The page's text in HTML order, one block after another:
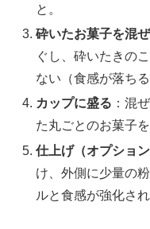
と。
砕いたお菓子を混
ぐし、砕いたきの
ない（食感が落ちる
カップに盛る ：混
た丸ごとのお菓子
仕上げ（オプション
け、外側に少量の
ルと食感が強化され